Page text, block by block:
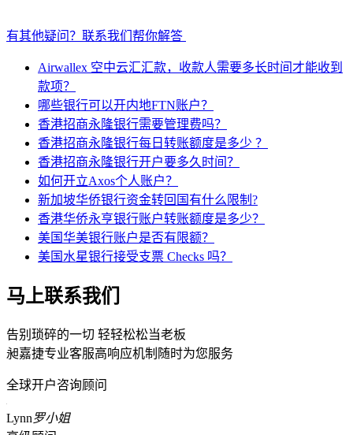
有其他疑问？联系我们帮你解答
Airwallex 空中云汇汇款，收款人需要多长时间才能收到
款项？
哪些银行可以开内地FTN账户？
香港招商永隆银行需要管理费吗？
香港招商永隆银行每日转账额度是多少 ？
香港招商永隆银行开户要多久时间？
如何开立Axos个人账户？
新加坡华侨银行资金转回国有什么限制?
香港华侨永亨银行账户转账额度是多少？
美国华美银行账户是否有限额？
美国水星银行接受支票 Checks 吗？
马上联系我们
告别琐碎的一切 轻轻松松当老板
昶嘉捷专业客服高响应机制随时为您服务
全球开户咨询顾问
Lynn罗小姐